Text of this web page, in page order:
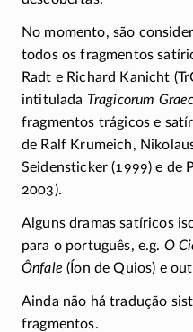
No momento, são
todos os fragmentos
Radt e Richard Kanicht
intitulada Tragicorum
fragmentos trágicos e
de Ralf Krumeich,
Seidensticker (1999) e de
2003).
Alguns dramas satíricos
para o português, e.g. O
Ônfale (Íon de Quios) e
Ainda não há tradução
fragmentos.